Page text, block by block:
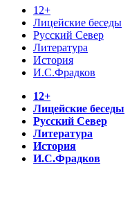
12+
Лицейские беседы
Русский Север
Литература
История
И.С.Фрадков
12+
Лицейские беседы
Русский Север
Литература
История
И.С.Фрадков